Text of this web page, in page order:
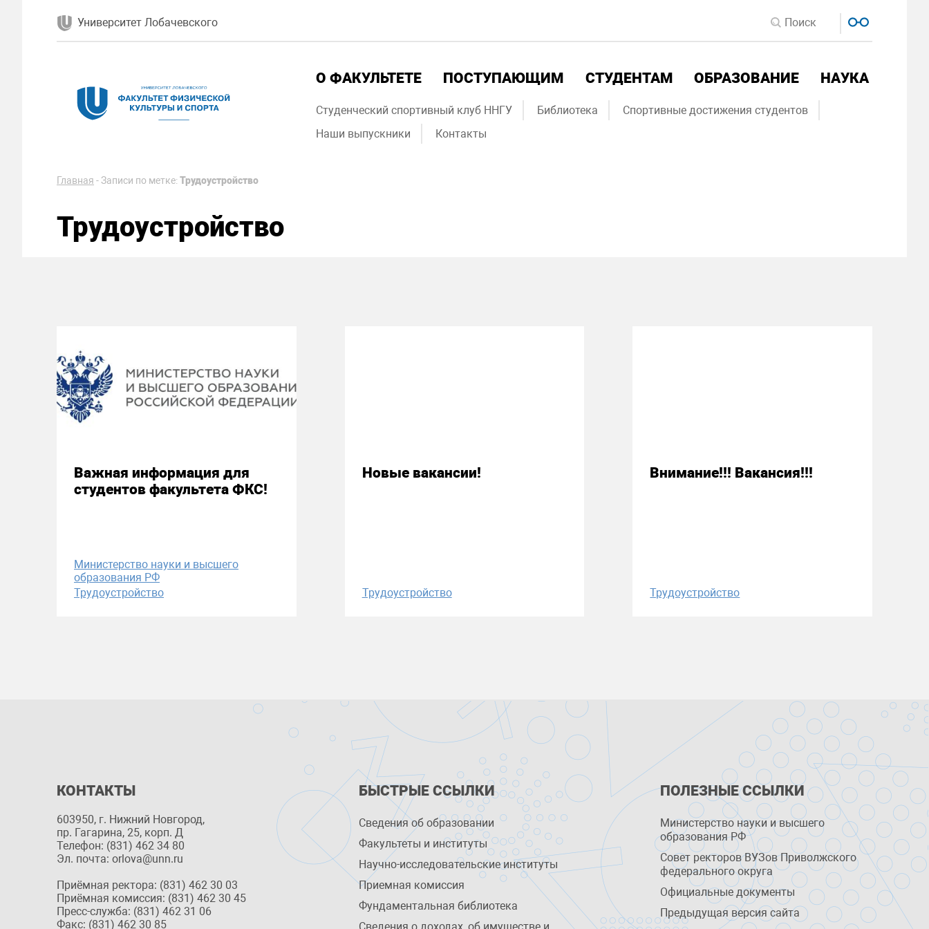
Университет Лобачевского
О ФАКУЛЬТЕТЕ ПОСТУПАЮЩИМ СТУДЕНТАМ ОБРАЗОВАНИЕ НАУКА
Студенческий спортивный клуб ННГУ Библиотека
Спортивные достижения студентов
Наши выпускники
Контакты
Главная -Записи по метке: Трудоустройство
Трудоустройство
Важная информация для
студентов факультета ФКС!
Министерство науки и высшего
образования РФ
Трудоустройство
Новые вакансии!
Трудоустройство
Внимание!!! Вакансия!!!
Трудоустройство
КОНТАКТЫ
603950, г. Нижний Новгород,
пр. Гагарина, 25, корп. Д
Телефон: (831) 462 34 80
Эл. почта: orlova@unn.ru
Приёмная ректора: (831) 462 30 03
Приёмная комиссия: (831) 462 30 45
Пресс-служба: (831) 462 31 06
Факс: (831) 462 30 85
БЫСТРЫЕ ССЫЛКИ
Сведения об образовании
Факультеты и институты
Научно-исследовательские институты
Приемная комиссия
Фундаментальная библиотека
ПОЛЕЗНЫЕ ССЫЛКИ
Министерство науки и высшего
образования РФ
Совет ректоров ВУЗов Приволжского
федерального округа
Официальные документы
Предыдущая версия сайта